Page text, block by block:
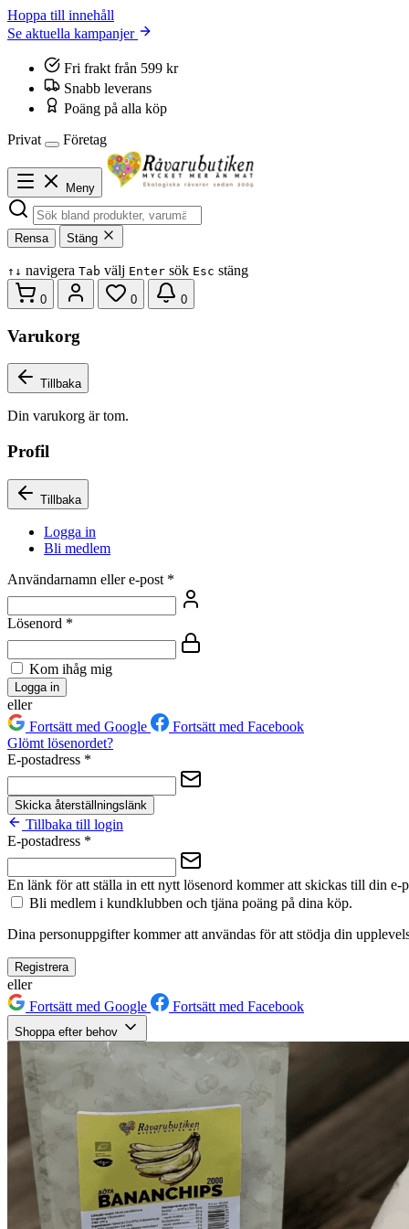
Hoppa till innehåll
Se aktuella kampanjer
Fri frakt från 599 kr
Snabb leverans
Poäng på alla köp
Privat
Företag
Meny
Rensa Stäng
↑ ↓ navigera Tab välj Enter sök Esc stäng
0 0 0
Varukorg
Tillbaka
Din varukorg är tom.
Profil
Tillbaka
Logga in
Bli medlem
Användarnamn eller e-post *
Lösenord *
Kom ihåg mig
Logga in
eller
Fortsätt med Google
Fortsätt med Facebook
Glömt lösenordet?
E-postadress *
Skicka återställningslänk
Tillbaka till login
E-postadress *
En länk för att ställa in ett nytt lösenord kommer att skickas till din e-
Bli medlem i kundklubben och tjäna poäng på dina köp.
Dina personuppgifter kommer att användas för att stödja din
Registrera
eller
Fortsätt med Google
Fortsätt med Facebook
Shoppa efter behov